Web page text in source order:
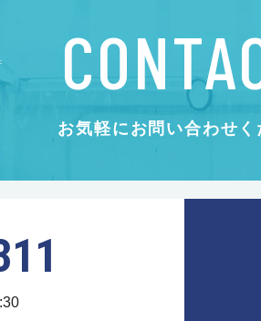
お気軽にお問い合わせく